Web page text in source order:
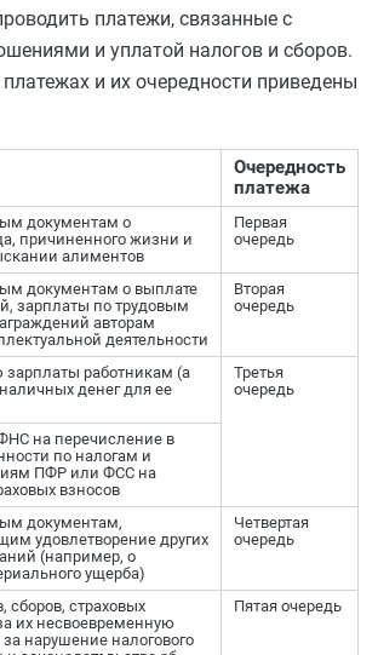
платежи, связанные с
и уплатой налогов и сборов.
и их очередности приведены
Очередность
платежа
документам о
причиненного жизни и
алиментов
Первая
очередь
документам о выплате
зарплаты по трудовым
авторам
деятельности
Вторая
очередь
работникам (а
денег для ее
Третья
очередь
на перечисление в
по налогам и
ПФР или ФСС на
взносов
документам,
удовлетворение других
(например, о
ущерба)
Четвертая
очередь
сборов, страховых
их несвоевременную
нарушение налогового
Пятая очередь